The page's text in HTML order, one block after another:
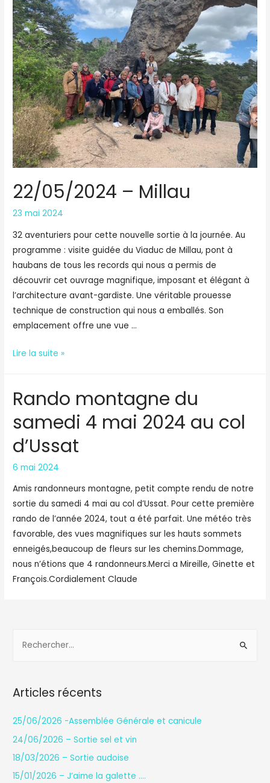
montagne
22/05/2024 – Millau
23 mai 2024
32 aventuriers pour cette nouvelle sortie à la journée. Au
programme : visite guidée du Viaduc de Millau, pont à
haubans de tous les records qui nous a permis de
découvrir cet ouvrage magnifique, imposant et élégant à
l’architecture avant-gardiste. Une véritable prouesse
technique de construction qui nous a emballés. Son
emplacement offre une vue …
22/05/2024
Lire la suite »
Rando montagne du
samedi 4 mai 2024 au col
d’Ussat
6 mai 2024
Amis randonneurs montagne, petit compte rendu de notre
sortie du samedi 4 mai au col d’Ussat. Pour cette première
rando de l’année 2024, tout a été parfait. Une météo très
favorable, des vues magnifiques sur les hauts sommets
enneigés,beaucoup de fleurs sur les chemins.Dommage,
nous n’étions que 4 randonneurs.Merci a Mireille, Ginette et
François.Cordialement Claude
r
c
Articles récents
25/06/2026 -Assemblée Générale et canicule
24/06/2026 – Sortie sel et vin
18/03/2026 – Sortie audoise
15/01/2026 – J’aime la galette ….